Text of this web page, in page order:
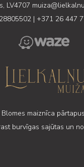
LV4707
28805502 | +371 26 447
maiznīca
burvīgas sajūtas un